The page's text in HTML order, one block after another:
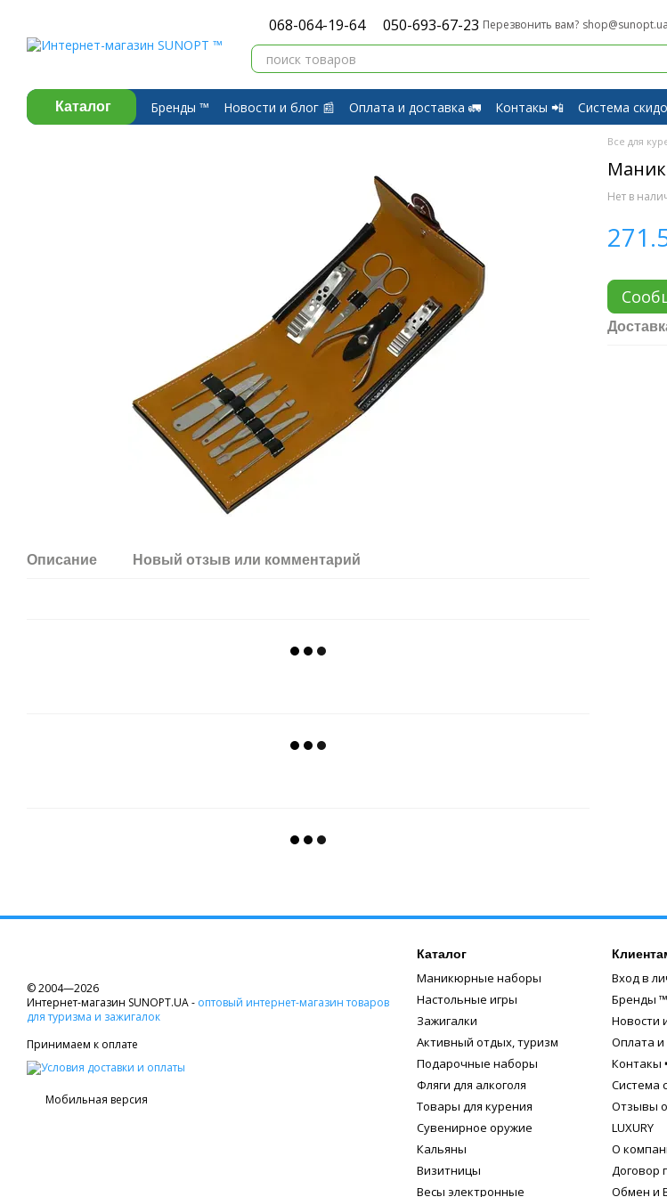
068-064-19-64 050-693-67-23 Перезвонить вам? shop@sunopt.ua
Каталог Бренды ™️ Новости и блог 📰 Оплата и доставка 🚛 Контакы 📲 Система
Договор публичной оферты
Обмен и Возврат
Описание Новый отзыв или комментарий
Все для
Нет в
© 2004—2026
Интернет-магазин SUNOPT.UA - оптовый интернет-магазин товаров
для туризма и зажигалок
Принимаем к оплате
Мобильная версия
Каталог
Маникюрные наборы
Настольные игры
Зажигалки
Активный отдых, туризм
Подарочные наборы
Фляги для алкоголя
Товары для курения
Сувенирное оружие
Кальяны
Визитницы
Весы электронные
Вход в
Бренды ™️
Новости
Оплата и
Контакы
Система
Отзывы
LUXURY
О
Договор
Обмен и